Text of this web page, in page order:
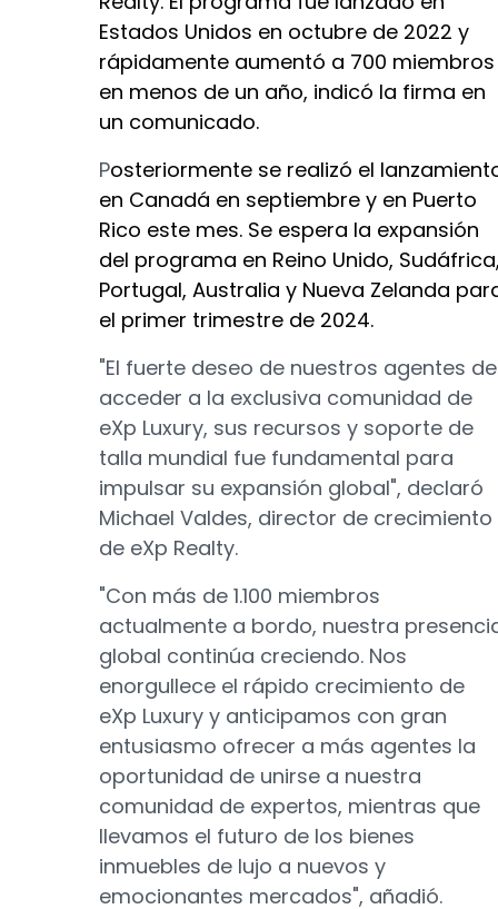
Estados Unidos en octubre de 2022 y
rápidamente aumentó a 700 miembros
en menos de un año, indicó la firma en
un comunicado.
Posteriormente se realizó el
en Canadá en septiembre y en Puerto
Rico este mes. Se espera la expansión
del programa en Reino Unido,
Portugal, Australia y Nueva Zelanda
el primer trimestre de 2024.
"El fuerte deseo de nuestros agentes de
acceder a la exclusiva comunidad de
eXp Luxury, sus recursos y soporte de
talla mundial fue fundamental para
impulsar su expansión global", declaró
Michael Valdes, director de crecimiento
de eXp Realty.
"Con más de 1.100 miembros
actualmente a bordo, nuestra
global continúa creciendo. Nos
enorgullece el rápido crecimiento de
eXp Luxury y anticipamos con gran
entusiasmo ofrecer a más agentes la
oportunidad de unirse a nuestra
comunidad de expertos, mientras que
llevamos el futuro de los bienes
inmuebles de lujo a nuevos y
emocionantes mercados", añadió.